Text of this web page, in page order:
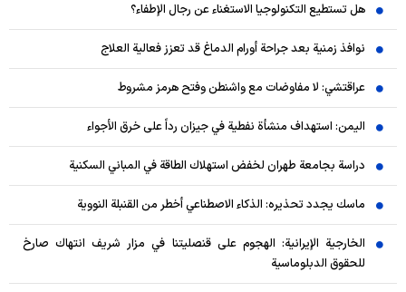
هل تستطيع التكنولوجيا الاستغناء عن رجال الإطفاء؟
نوافذ زمنية بعد جراحة أورام الدماغ قد تعزز فعالية العلاج
عراقتشي: لا مفاوضات مع واشنطن وفتح هرمز مشروط
اليمن: استهداف منشأة نفطية في جيزان رداً على خرق الأجواء
دراسة بجامعة طهران لخفض استهلاك الطاقة في المباني السكنية
ماسك يجدد تحذيره: الذكاء الاصطناعي أخطر من القنبلة النووية
الخارجية الإيرانية: الهجوم على قنصليتنا في مزار شريف انتهاك صارخ
للحقوق الدبلوماسية